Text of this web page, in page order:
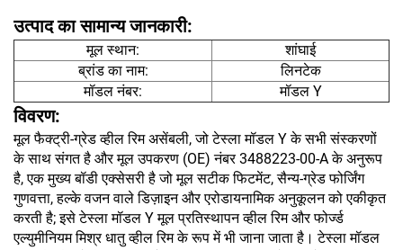
उत्पाद का सामान्य जानकारी:
मूल स्थान:
शांघाई
ब्रांड का नाम:
लिनटेक
मॉडल नंबर:
मॉडल Y
विवरण:
मूल फैक्ट्री-ग्रेड व्हील रिम असेंबली, जो टेस्ला मॉडल Y के सभी संस्करणों
के साथ संगत है और मूल उपकरण (OE) नंबर 3488223-00-A के अनुरूप
है, एक मुख्य बॉडी एक्सेसरी है जो मूल सटीक फिटमेंट, सैन्य-ग्रेड फोर्जिंग
गुणवत्ता, हल्के वजन वाले डिज़ाइन और एरोडायनामिक अनुकूलन को एकीकृत
करती है; इसे टेस्ला मॉडल Y मूल प्रतिस्थापन व्हील रिम और फोर्ज्ड
एल्युमीनियम मिश्र धातु व्हील रिम के रूप में भी जाना जाता है। टेस्ला मॉडल